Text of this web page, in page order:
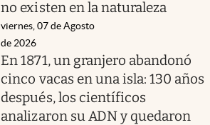
no existen en la naturaleza
viernes, 07 de Agosto
de 2026
En 1871, un granjero abandonó
cinco vacas en una isla: 130 años
después, los científicos
analizaron su ADN y quedaron